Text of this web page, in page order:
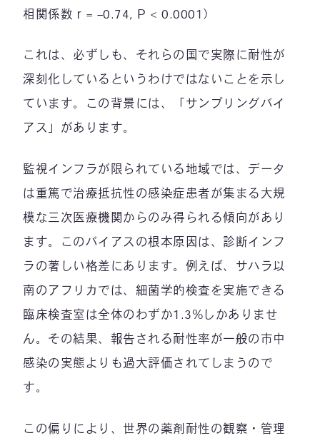
相関係数 r = –0.74, P < 0.0001）
これは、必ずしも、それらの国で実際に耐性が
深刻化しているというわけではないことを示し
ています。この背景には、「サンプリングバイ
アス」があります。
監視インフラが限られている地域では、データ
は重篤で治療抵抗性の感染症患者が集まる大規
模な三次医療機関からのみ得られる傾向があり
ます。このバイアスの根本原因は、診断インフ
ラの著しい格差にあります。例えば、サハラ以
南のアフリカでは、細菌学的検査を実施できる
臨床検査室は全体のわずか1.3%しかありませ
ん。その結果、報告される耐性率が一般の市中
感染の実態よりも過大評価されてしまうので
す。
この偏りにより、世界の薬剤耐性の観察・管理